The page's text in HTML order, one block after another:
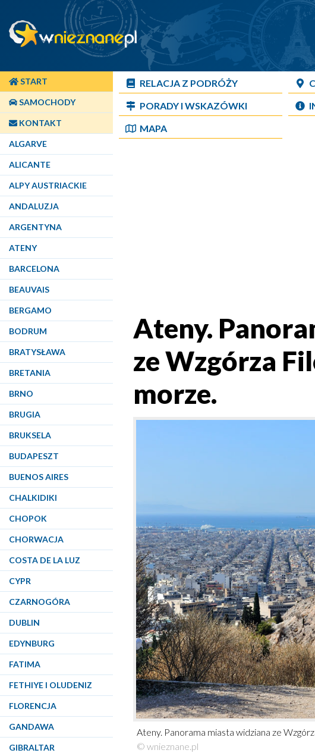
START
SAMOCHODY
KONTAKT
ALGARVE
ALICANTE
ALPY AUSTRIACKIE
ANDALUZJA
ARGENTYNA
ATENY
BARCELONA
BEAUVAIS
BERGAMO
BODRUM
BRATYSŁAWA
BRETANIA
BRNO
BRUGIA
BRUKSELA
BUDAPESZT
BUENOS AIRES
CHALKIDIKI
CHOPOK
CHORWACJA
COSTA DE LA LUZ
CYPR
CZARNOGÓRA
DUBLIN
EDYNBURG
FATIMA
FETHIYE I OLUDENIZ
FLORENCJA
GANDAWA
GIBRALTAR
RELACJA Z PODRÓŻY
PORADY I WSKAZÓWKI
MAPA
Ateny.
ze Wzgórza
morze.
Ateny. Panorama miasta widziana ze
© wnieznane.pl